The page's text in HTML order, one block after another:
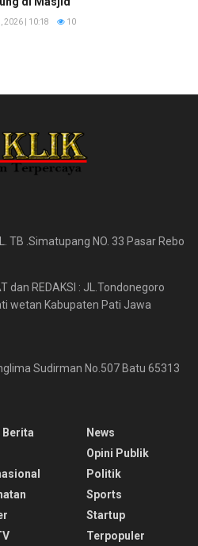
2026 | 10:18 10
TB .Simatupang NO. 33 Pasar Rebo
dan REDAKSI : JL.Tondonegoro
wetan Kabupaten Pati Jawa
Sudirman No.507 Batu 65313
Berita
News
Opini Publik
Politik
Sports
Startup
Terpopuler